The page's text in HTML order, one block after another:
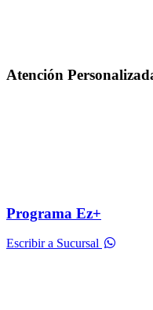
Atención
Programa Ez+
Escribir a Sucursal